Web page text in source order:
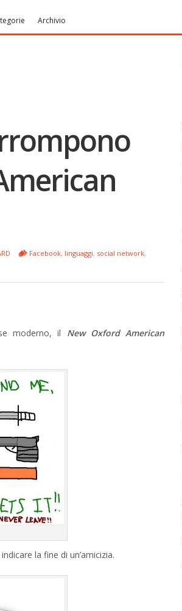
Archivio
Facebook, linguaggi, social network,
moderno, il New Oxford American
la fine di un’amicizia.